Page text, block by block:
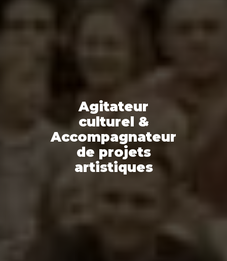
Agitateur
culturel &
Accompagnateur
de projets
artistiques